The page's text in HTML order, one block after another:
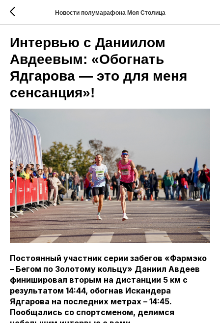
Новости полумарафона Моя Столица
Интервью с Даниилом
Авдеевым: «Обогнать
Ядгарова — это для меня
сенсанция»!
Постоянный участник серии забегов «Фармэко
– Бегом по Золотому кольцу» Даниил Авдеев
финишировал вторым на дистанции 5 км с
результатом 14:44, обогнав Искандера
Ядгарова на последних метрах – 14:45.
Пообщались со спортсменом, делимся